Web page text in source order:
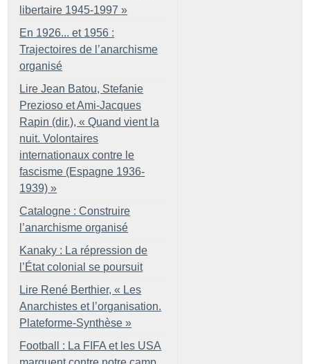
libertaire 1945-1997 »
En 1926... et 1956 :
Trajectoires de l’anarchisme
organisé
Lire Jean Batou, Stefanie
Prezioso et Ami-Jacques
Rapin (dir.), « Quand vient la
nuit. Volontaires
internationaux contre le
fascisme (Espagne 1936-
1939) »
Catalogne : Construire
l’anarchisme organisé
Kanaky : La répression de
l’État colonial se poursuit
Lire René Berthier, « Les
Anarchistes et l’organisation.
Plateforme-Synthèse »
Football : La FIFA et les USA